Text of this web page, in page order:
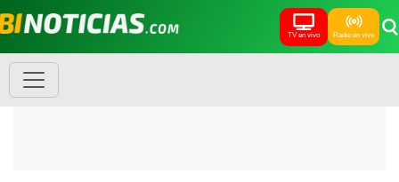
TV en vivo Radio en vivo